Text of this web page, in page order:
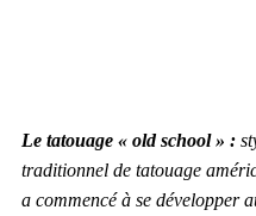
Le tatouage « old school » :
traditionnel de tatouage
a commencé à se développer